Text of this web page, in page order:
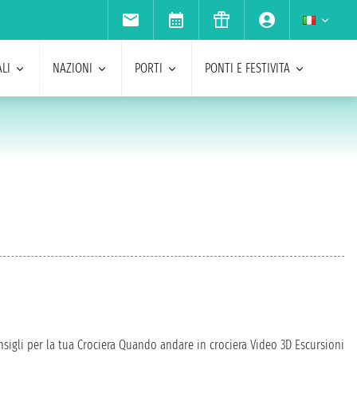
NAZIONI PORTI PONTI E FESTIVITA
per la tua Crociera Quando andare in crociera Video 3D Escursioni